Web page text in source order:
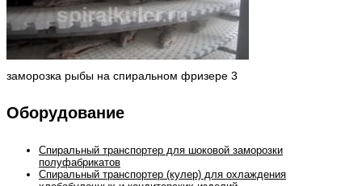
заморозка рыбы на спиральном фризере 3
Оборудование
Спиральный транспортер для шоковой заморозки
полуфабрикатов
Спиральный транспортер (кулер) для охлаждения